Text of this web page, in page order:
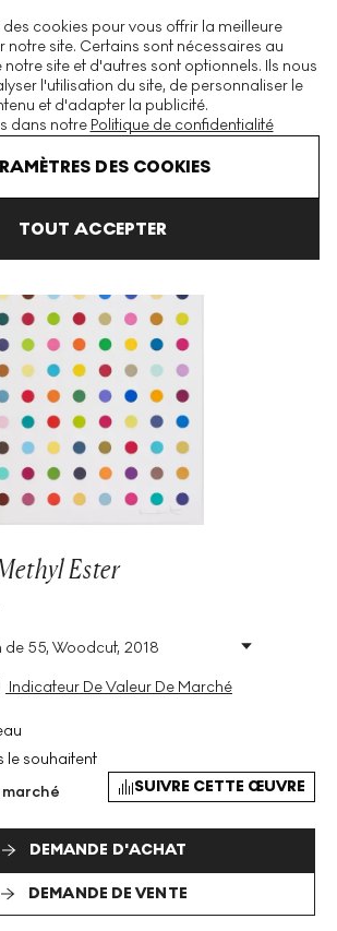
des cookies pour vous offrir la meilleure
notre site. Certains sont nécessaires au
site et d'autres sont optionnels. Ils nous
l'utilisation du site, de personnaliser le
et d'adapter la publicité.
dans notre Politique de confidentialité
DES COOKIES
TOUT ACCEPTER
mondiale d'estampes et éditions
et contemporaines
Hirst 2018 Woodcut Spots
Ester
de 55, Woodcut, 2018
55
86cm
Indicateur De Valeur De Marché
le souhaitent
SUIVRE CETTE ŒUVRE
DEMANDE D'ACHAT
DEMANDE DE VENTE